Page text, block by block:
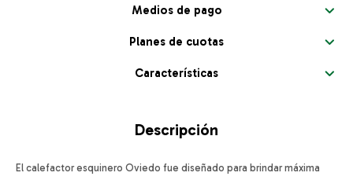
Medios de pago
Planes de cuotas
Características
Descripción
El calefactor esquinero Oviedo fue diseñado para brindar máxima